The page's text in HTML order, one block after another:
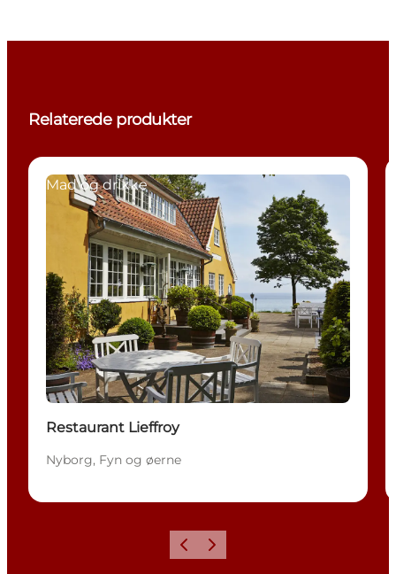
Relaterede produkter
Mad og drikke
Restaurant Lieffroy
Nyborg, Fyn og øerne
ForrigeNæste